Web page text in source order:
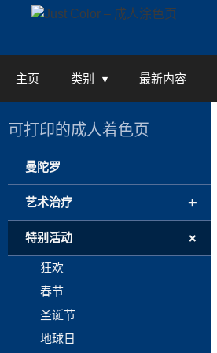
主页 类别 最新内容
可打印的成人着色页
曼陀罗
+
艺术治疗
+
特别活动
狂欢
春节
圣诞节
地球日